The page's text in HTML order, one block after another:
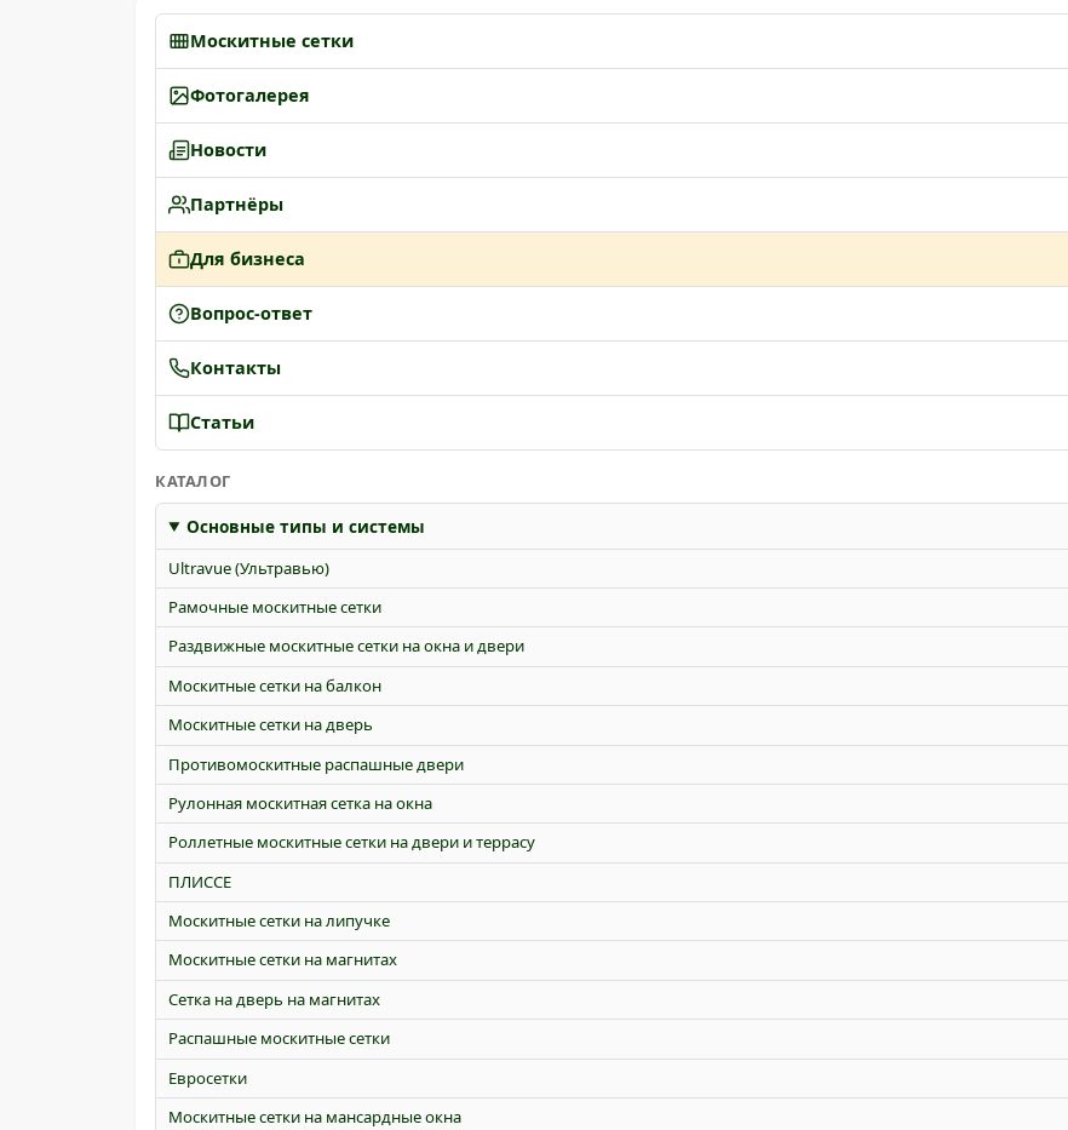
Москитные сетки
Фотогалерея
Новости
Партнёры
Для бизнеса
Вопрос-ответ
Контакты
Статьи
КАТАЛОГ
Основные типы и системы
Ultravue (Ультравью)
Рамочные москитные сетки
Раздвижные москитные сетки на окна и двери
Москитные сетки на балкон
Москитные сетки на дверь
Противомоскитные распашные двери
Рулонная москитная сетка на окна
Роллетные москитные сетки на двери и террасу
ПЛИССЕ
Москитные сетки на липучке
Москитные сетки на магнитах
Сетка на дверь на магнитах
Распашные москитные сетки
Евросетки
Москитные сетки на мансардные окна